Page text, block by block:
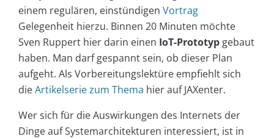
einem regulären, einstündigen Vortrag
Gelegenheit hierzu. Binnen 20 Minuten möchte
Sven Ruppert hier darin einen IoT-Prototyp gebaut
haben. Man darf gespannt sein, ob dieser Plan
aufgeht. Als Vorbereitungslektüre empfiehlt sich
dieArtikelserie zum Thema hier auf JAXenter.
Wer sich für die Auswirkungen des Internets der
Dinge auf Systemarchitekturen interessiert, ist in